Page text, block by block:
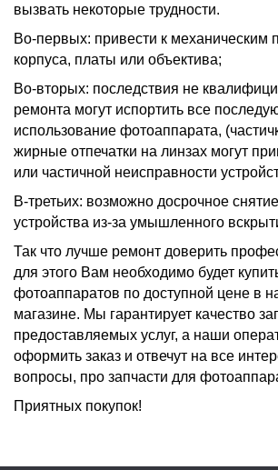
вызвать некоторые трудности.
Во-первых: привести к механическим
корпуса, платы или объектива;
Во-вторых: последствия не
ремонта могут испортить все
использование фотоаппарата,
жирные отпечатки на линзах могут
или частичной неисправности
В-третьих: возможно досрочное
устройства из-за умышленного
Так что лучше ремонт доверить
для этого Вам необходимо будет
фотоаппаратов по доступной цене в
магазине. Мы гарантирует качество
предоставляемых услуг, а наши
оформить заказ и отвечут на все
вопросы, про запчасти для
Приятных покупок!